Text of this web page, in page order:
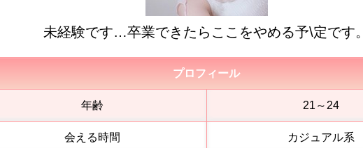
未経験です…卒業できたらここをやめる予\定です
プロフィール
年齢 21～24
会える時間 カジュアル系